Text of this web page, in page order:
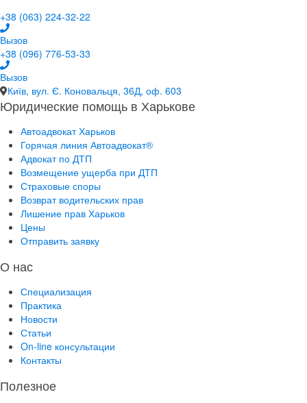
+38 (063) 224-32-22
Вызов
+38 (096) 776-53-33
Вызов
Київ, вул. Є. Коновальця, 36Д, оф. 603
Юридические помощь в Харькове
Автоадвокат Харьков
Горячая линия Автоадвокат®
Адвокат по ДТП
Возмещение ущерба при ДТП
Страховые споры
Возврат водительских прав
Лишение прав Харьков
Цены
Отправить заявку
О нас
Специализация
Практика
Новости
Статьи
On-line консультации
Контакты
Полезное